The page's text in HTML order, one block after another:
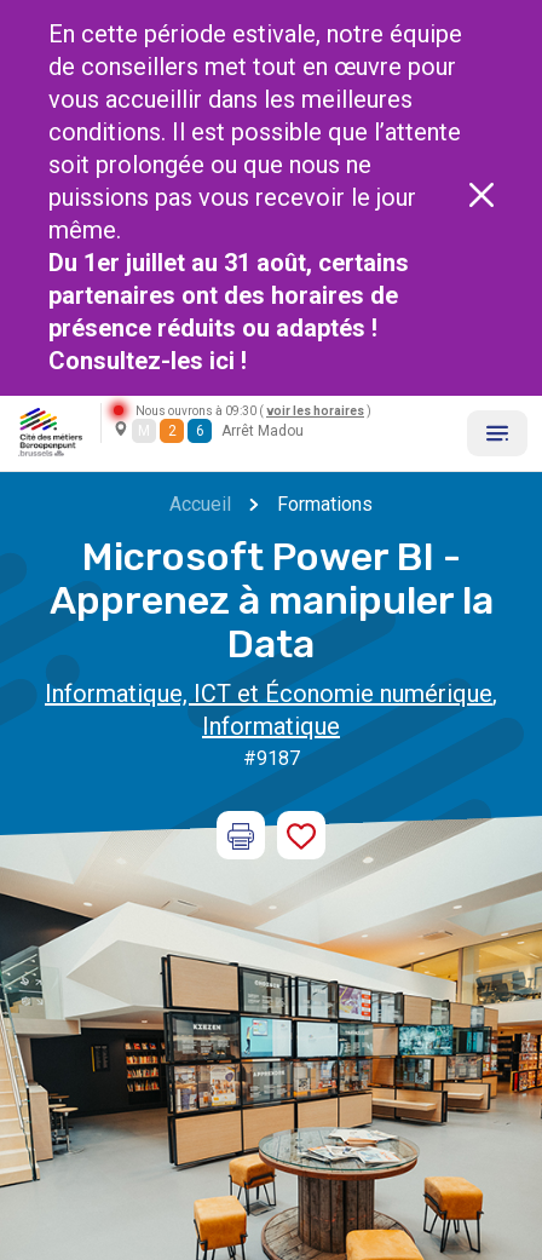
En cette période estivale, notre équipe
de conseillers met tout en œuvre pour
vous accueillir dans les meilleures
conditions. Il est possible que l’attente
soit prolongée ou que nous ne
puissions pas vous recevoir le jour
même.
Du 1er juillet au 31 août, certains
partenaires ont des horaires de
présence réduits ou adaptés !
Consultez-les ici !
Nous ouvrons à 09:30 ( voir les horaires )
M 2 6 Arrêt Madou
Accueil Formations
Microsoft Power BI -
Apprenez à manipuler la
Data
Informatique, ICT et Économie numérique,
Informatique
#9187